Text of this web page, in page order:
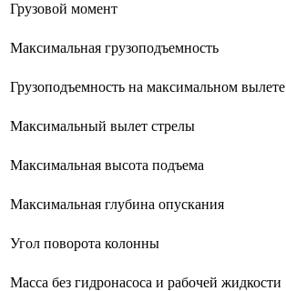
Грузовой момент
Максимальная грузоподъемность
Грузоподъемность на максимальном вылете
Максимальный вылет стрелы
Максимальная высота подъема
Максимальная глубина опускания
Угол поворота колонны
Масса без гидронасоса и рабочей жидкости